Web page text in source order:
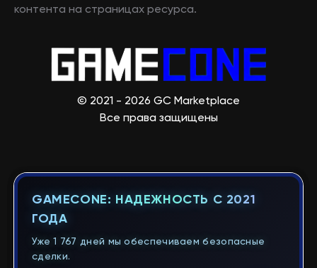
контента на страницах ресурса.
© 2021 - 2026 GC Marketplace
Все права защищены
GAMECONE: НАДЕЖНОСТЬ С 2021
ГОДА
Уже 1 767 дней мы обеспечиваем безопасные
сделки.